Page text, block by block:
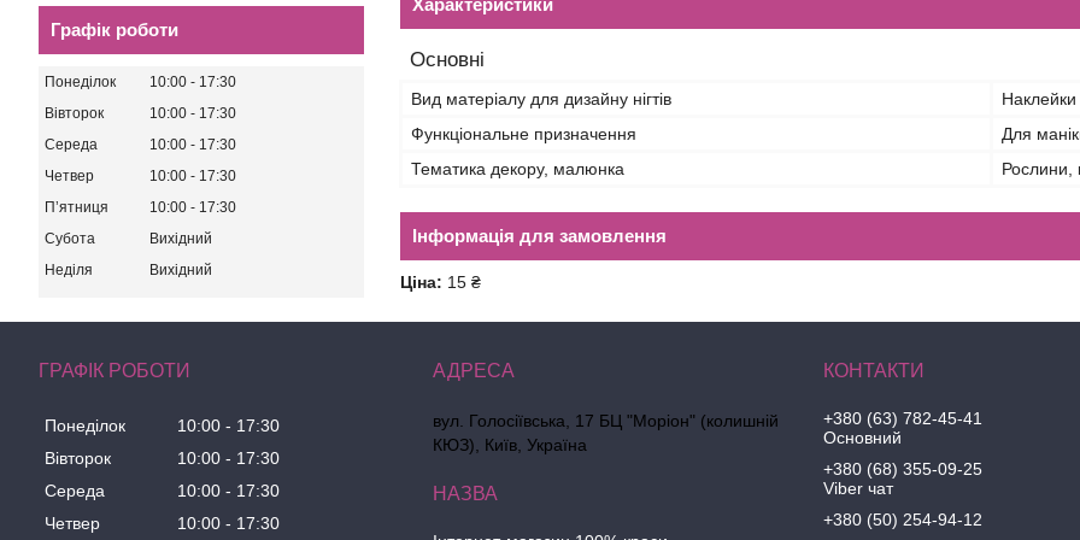
Характеристики
Основні
Вид матеріалу для дизайну нігтів
Наклейки
Функціональне призначення
Для
Тематика декору, малюнка
Рослини,
Інформація для замовлення
Ціна: 15 ₴
Графік роботи
Понеділок 10:00
17:30
Вівторок
10:00
17:30
Середа
10:00
17:30
Четвер
10:00
17:30
Пʼятниця
10:00
17:30
Субота
Вихідний
Неділя
Вихідний
ГРАФІК РОБОТИ
Понеділок 10:00
17:30
Вівторок
10:00
17:30
Середа
10:00
17:30
Четвер
10:00 17:30
вул. Голосіївська, 17 БЦ "Моріон" (колишній
КЮЗ), Київ, Україна
+380 (63) 782-45-41
Основний
+380 (68) 355-09-25
Viber чат
+380 (50) 254-94-12